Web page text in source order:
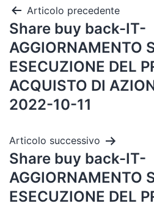
Articolo precedente
Share buy back-IT-
AGGIORNAMENTO
ESECUZIONE DEL
ACQUISTO DI
2022-10-11
Articolo successivo
Share buy back-IT-
AGGIORNAMENTO
ESECUZIONE DEL